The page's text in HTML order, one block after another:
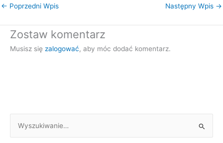
← Poprzedni Wpis Następny Wpis →
Zostaw komentarz
Musisz się zalogować, aby móc dodać komentarz.